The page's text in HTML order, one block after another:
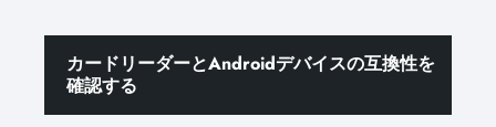
カードリーダーとAndroidデバイスの互換性を
確認する